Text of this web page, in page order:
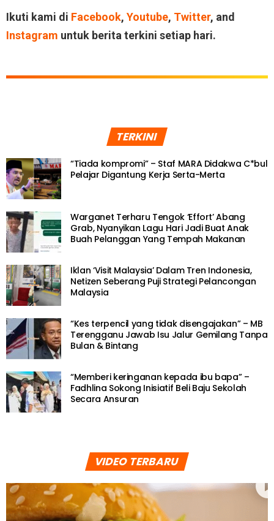
Ikuti kami di Facebook, Youtube, Twitter, and
Instagram untuk berita terkini setiap hari.
TERKINI
“Tiada kompromi” – Staf MARA Didakwa C*bul
Pelajar Digantung Kerja Serta-Merta
Warganet Terharu Tengok ‘Effort’ Abang
Grab, Nyanyikan Lagu Hari Jadi Buat Anak
Buah Pelanggan Yang Tempah Makanan
Iklan ‘Visit Malaysia’ Dalam Tren Indonesia,
Netizen Seberang Puji Strategi Pelancongan
Malaysia
“Kes terpencil yang tidak disengajakan” – MB
Terengganu Jawab Isu Jalur Gemilang Tanpa
Bulan & Bintang
“Memberi keringanan kepada ibu bapa” –
Fadhlina Sokong Inisiatif Beli Baju Sekolah
Secara Ansuran
VIDEO TERBARU